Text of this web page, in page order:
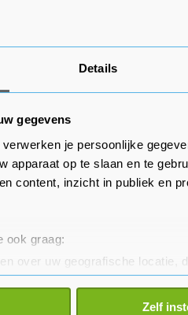
Details
gegevens
verwerken je persoonlijke
apparaat op te slaan en te
content, inzicht in publiek en
ook graag:
over uw geografische locatie,
door het actief te scannen
gegevens wordenZelf
Zomerbanden
50cm
17inch